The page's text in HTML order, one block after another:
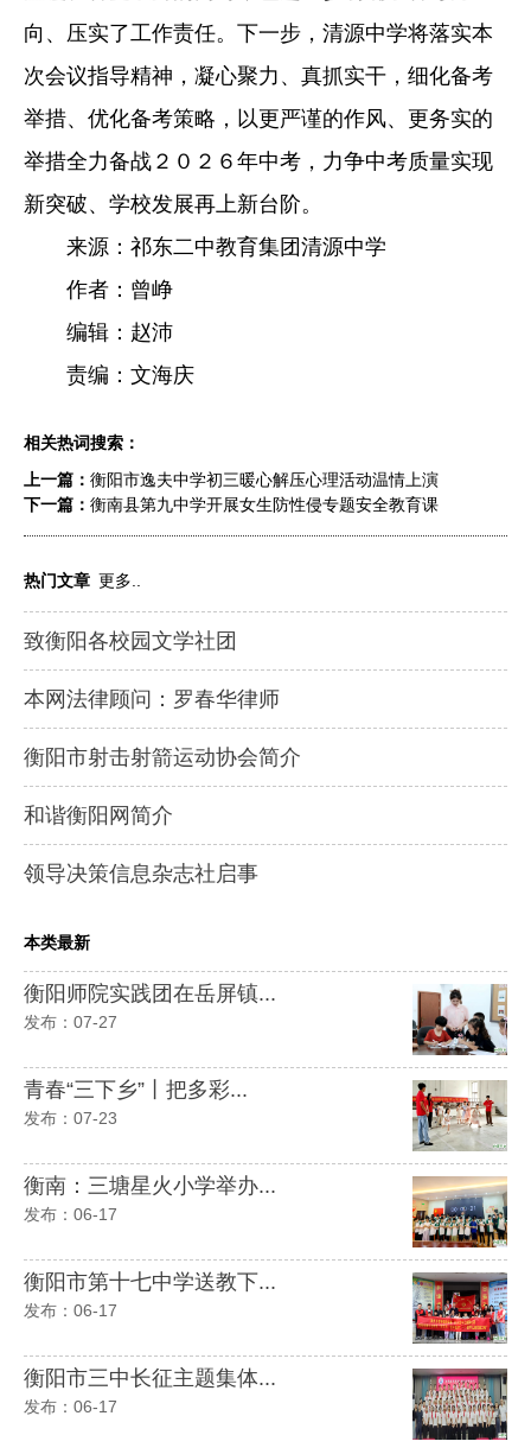
向、压实了工作责任。下一步，清源中学将落实本
次会议指导精神，凝心聚力、真抓实干，细化备考
举措、优化备考策略，以更严谨的作风、更务实的
举措全力备战２０２６年中考，力争中考质量实现
新突破、学校发展再上新台阶。
来源：祁东二中教育集团清源中学
作者：曾峥
编辑：赵沛
责编：文海庆
相关热词搜索：
上一篇： 衡阳市逸夫中学初三暖心解压心理活动温情上演
下一篇： 衡南县第九中学开展女生防性侵专题安全教育课
热门文章 更多..
致衡阳各校园文学社团
本网法律顾问：罗春华律师
衡阳市射击射箭运动协会简介
和谐衡阳网简介
领导决策信息杂志社启事
本类最新
衡阳师院实践团在岳屏镇...
发布：07-27
青春“三下乡”丨把多彩...
发布：07-23
衡南：三塘星火小学举办...
发布：06-17
衡阳市第十七中学送教下...
发布：06-17
衡阳市三中长征主题集体...
发布：06-17